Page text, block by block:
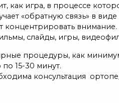
как игра, в процессе
«обратную связь» в
концентрировать
слайды, игры,
процедуры, как
15-30 минут.
консультация